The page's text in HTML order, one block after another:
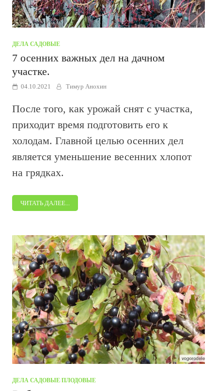
ДЕЛА САДОВЫЕ
7 осенних важных дел на дачном
участке.
04.10.2021 Тимур Анохин
После того, как урожай снят с участка,
приходит время подготовить его к
холодам. Главной целью осенних дел
является уменьшение весенних хлопот
на грядках.
ЧИТАТЬ ДАЛЕЕ...
ДЕЛА САДОВЫЕ ПЛОДОВЫЕ